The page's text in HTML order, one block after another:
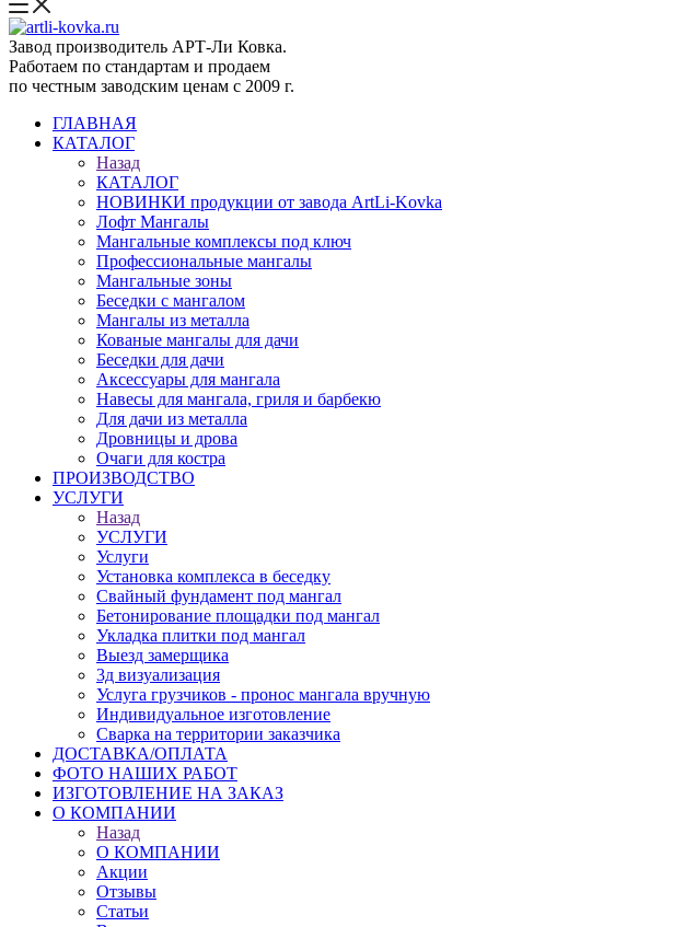
Завод производитель АРТ-Ли Ковка.
Работаем по стандартам и продаем
по честным заводским ценам с 2009 г.
ГЛАВНАЯ
КАТАЛОГ
Назад
КАТАЛОГ
НОВИНКИ продукции от завода ArtLi-Kovka
Лофт Мангалы
Мангальные комплексы под ключ
Профессиональные мангалы
Мангальные зоны
Беседки с мангалом
Мангалы из металла
Кованые мангалы для дачи
Беседки для дачи
Аксессуары для мангала
Навесы для мангала, гриля и барбекю
Для дачи из металла
Дровницы и дрова
Очаги для костра
ПРОИЗВОДСТВО
УСЛУГИ
Назад
УСЛУГИ
Услуги
Установка комплекса в беседку
Свайный фундамент под мангал
Бетонирование площадки под мангал
Укладка плитки под мангал
Выезд замерщика
3д визуализация
Услуга грузчиков - пронос мангала вручную
Индивидуальное изготовление
Сварка на территории заказчика
ДОСТАВКА/ОПЛАТА
ФОТО НАШИХ РАБОТ
ИЗГОТОВЛЕНИЕ НА ЗАКАЗ
О КОМПАНИИ
Назад
О КОМПАНИИ
Акции
Отзывы
Статьи